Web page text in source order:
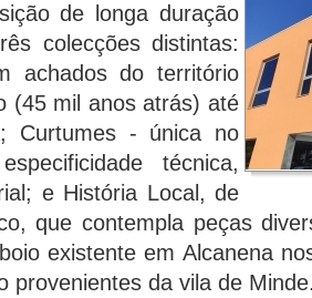
de longa duração
colecções distintas:
achados do território
(45 mil anos atrás) até
Curtumes - única no
técnica,
e História Local, de
que contempla peças
existente em Alcanena
provenientes da vila de